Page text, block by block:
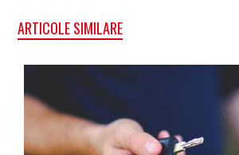
ARTICOLE SIMILARE